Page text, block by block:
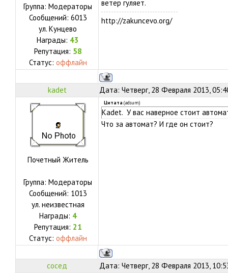
Группа: Модераторы
Сообщений: 6013
ул. Кунцево
Награды: 43
Репутация: 58
Статус: оффлайн
ветер гуляет.
http://zakuncevo.org/
kadet Дата: Четверг, 28 Февраля 2013,
Почетный Житель
Группа: Модераторы
Сообщений: 1013
ул. неизвестная
Награды: 4
Репутация: 21
Статус: оффлайн
Цитата (adsum)
Kadet. У вас наверное стоит
Что за автомат? И где он стоит?
сосед Дата: Четверг, 28 Февраля 2013,